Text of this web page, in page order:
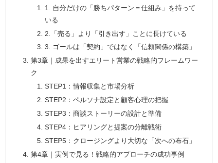
1. 自分だけの「勝ちパターン＝仕組み」を持って
いる
2.「売る」より「引き出す」ことに長けている
3. ゴールは「契約」ではなく「信頼関係の構築」
第3章｜成果を出すエリート営業の戦略的フレームワー
ク
STEP1：情報収集と市場分析
STEP2：ペルソナ設定と顧客心理の把握
STEP3：商談ストーリーの設計と準備
STEP4：ヒアリングと提案の分離戦術
STEP5：クロージングより大切な「次への布石」
第4章｜実例で見る！戦略的アプローチの成功事例